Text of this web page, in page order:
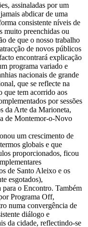
assinaladas por um
abdicar de uma
consistente níveis de
muito preenchidas ou
de que o nosso trabalho
de novos públicos
encontrará explicação
programa variado e
nacionais de grande
que se reflecte na
que tem acorrido aos
por sessões
da Arte da Marioneta,
de Montemor-o-Novo
um crescimento de
globais e que
proporcionados, ficou
de Santo Aleixo e os
esgotados),
para o Encontro. Também
Programa Off,
numa convergência de
diálogo e
da cidade, reflectindo-se